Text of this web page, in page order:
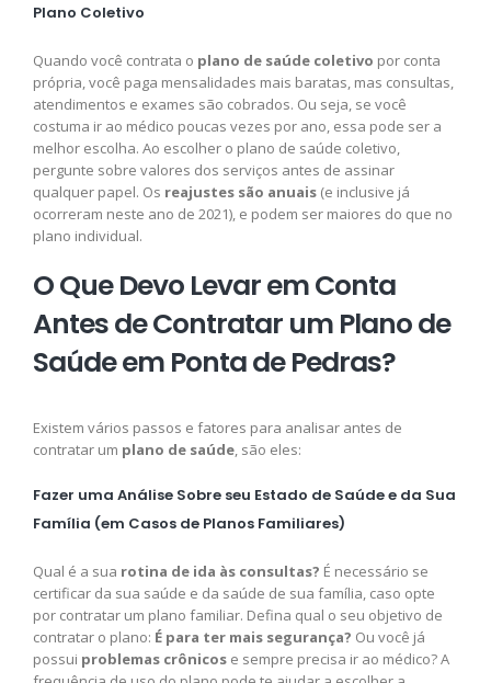
Plano Coletivo
Quando você contrata o plano de saúde coletivo por conta
própria, você paga mensalidades mais baratas, mas consultas,
atendimentos e exames são cobrados. Ou seja, se você
costuma ir ao médico poucas vezes por ano, essa pode ser a
melhor escolha. Ao escolher o plano de saúde coletivo,
pergunte sobre valores dos serviços antes de assinar
qualquer papel. Os reajustes são anuais (e inclusive já
ocorreram neste ano de 2021), e podem ser maiores do que no
plano individual.
O Que Devo Levar em Conta
Antes de Contratar um Plano de
Saúde em Ponta de Pedras?
Existem vários passos e fatores para analisar antes de
contratar um plano de saúde, são eles:
Fazer uma Análise Sobre seu Estado de Saúde e da Sua
Família (em Casos de Planos Familiares)
Qual é a sua rotina de ida às consultas? É necessário se
certificar da sua saúde e da saúde de sua família, caso opte
por contratar um plano familiar. Defina qual o seu objetivo de
contratar o plano: É para ter mais segurança? Ou você já
possui problemas crônicos e sempre precisa ir ao médico? A